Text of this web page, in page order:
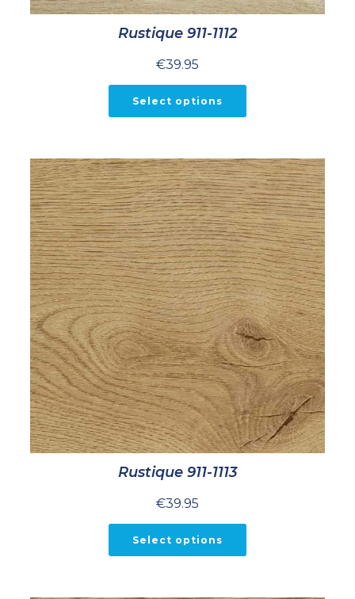
Rustique 911-1112
€39.95
Select options
Rustique 911-1113
€39.95
Select options